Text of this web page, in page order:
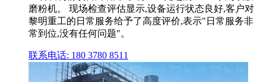
磨粉机。 现场检查评估显示,设备运行状态良好,客户对
黎明重工的日常服务给予了高度评价,表示"日常服务非
常到位,没有任何问题"。
联系电话: 180 3780 8511